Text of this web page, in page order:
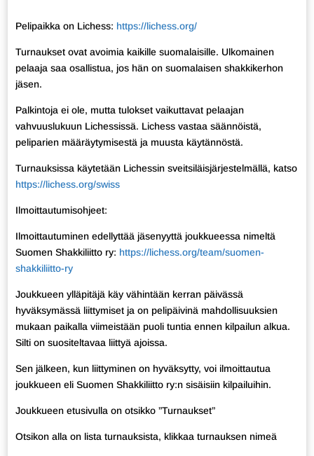
Pelipaikka on Lichess: https://lichess.org/
Turnaukset ovat avoimia kaikille suomalaisille. Ulkomainen
pelaaja saa osallistua, jos hän on suomalaisen shakkikerhon
jäsen.
Palkintoja ei ole, mutta tulokset vaikuttavat pelaajan
vahvuuslukuun Lichessissä. Lichess vastaa säännöistä,
peliparien määräytymisestä ja muusta käytännöstä.
Turnauksissa käytetään Lichessin sveitsiläisjärjestelmällä, katso
https://lichess.org/swiss
Ilmoittautumisohjeet:
Ilmoittautuminen edellyttää jäsenyyttä joukkueessa nimeltä
Suomen Shakkiliitto ry: https://lichess.org/team/suomen-
shakkiliitto-ry
Joukkueen ylläpitäjä käy vähintään kerran päivässä
hyväksymässä liittymiset ja on pelipäivinä mahdollisuuksien
mukaan paikalla viimeistään puoli tuntia ennen kilpailun alkua.
Silti on suositeltavaa liittyä ajoissa.
Sen jälkeen, kun liittyminen on hyväksytty, voi ilmoittautua
joukkueen eli Suomen Shakkiliitto ry:n sisäisiin kilpailuihin.
Joukkueen etusivulla on otsikko ”Turnaukset”
Otsikon alla on lista turnauksista, klikkaa turnauksen nimeä